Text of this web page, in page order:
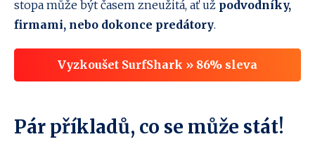
stopa může být časem zneužitá, ať už podvodníky,
firmami, nebo dokonce predátory.
Vyzkoušet SurfShark » 86% sleva
Pár příkladů, co se může stát!